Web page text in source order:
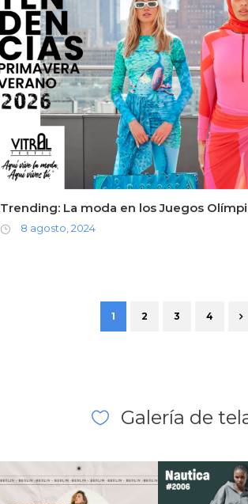
7 enero, 2025
Trending: La moda en los Juegos
8 agosto, 2024
1 2 3 4
Galería de